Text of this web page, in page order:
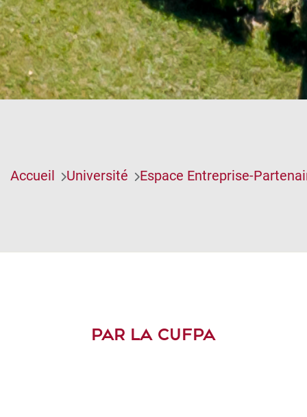
Accueil Université Espace Entreprise-
PAR LA CUFPA